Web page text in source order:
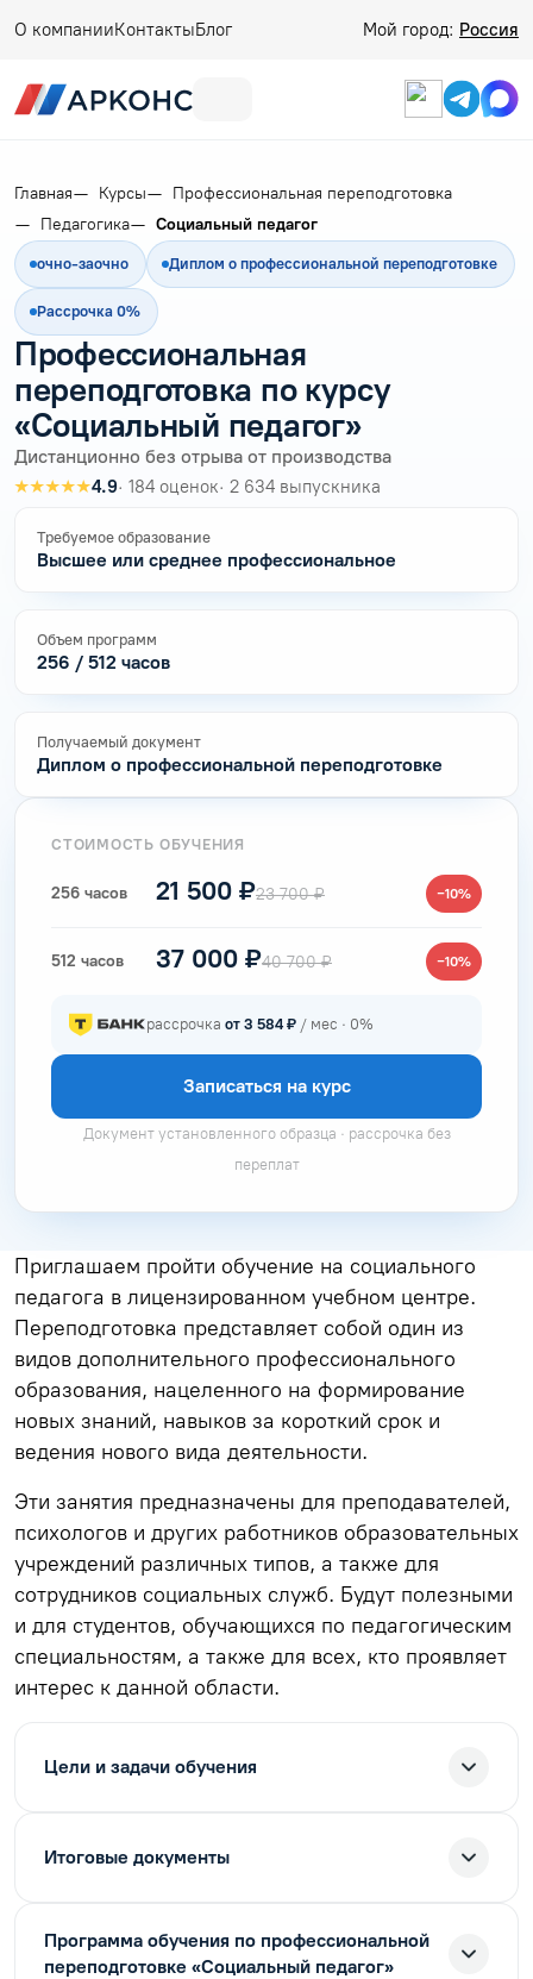
О компанииКонтактыБлог Мой город: Россия
Главная Курсы
Профессиональная переподготовка
Педагогика
Социальный педагог
очно-заочно Диплом о профессиональной переподготовке
Рассрочка 0%
Профессиональная
переподготовка по курсу
«Социальный педагог»
Дистанционно без отрыва от производства
★★★★★4.9· 184 оценок· 2 634 выпускника
Требуемое образование
Высшее или среднее профессиональное
Объем программ
256 / 512 часов
Получаемый документ
Диплом о профессиональной переподготовке
СТОИМОСТЬ ОБУЧЕНИЯ
256 часов 21 500 ₽23 700 ₽ −10%
512 часов 37 000 ₽40 700 ₽ −10%
рассрочка от 3 584 ₽ / мес · 0%
Записаться на курс
Документ установленного образца · рассрочка без
переплат
Приглашаем пройти обучение на социального
педагога в лицензированном учебном центре.
Переподготовка представляет собой один из
видов дополнительного профессионального
образования, нацеленного на формирование
новых знаний, навыков за короткий срок и
ведения нового вида деятельности.
Эти занятия предназначены для преподавателей,
психологов и других работников образовательных
учреждений различных типов, а также для
сотрудников социальных служб. Будут полезными
и для студентов, обучающихся по педагогическим
специальностям, а также для всех, кто проявляет
интерес к данной области.
Цели и задачи обучения
Итоговые документы
Программа обучения по профессиональной
переподготовке «Социальный педагог»